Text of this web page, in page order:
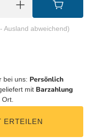
Ausland abweichend)
bei uns: Persönlich
mit Barzahlung
ERTEILEN